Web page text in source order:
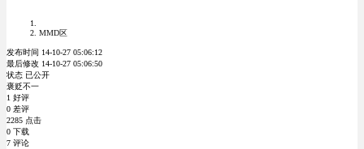
MMD区
发布时间 14-10-27 05:06:12
最后修改 14-10-27 05:06:50
状态 已公开
褒贬不一
1 好评
0 差评
2285 点击
0 下载
7 评论